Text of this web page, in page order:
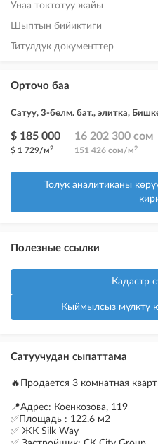
Унаа токтотуу жайы
Шыптын бийиктиги
Титулдук документтер
Орточо баа
Сатуу, 3-бөлм. бат., элитка,
$ 185 000
$ 1 729/м2
16 202 300 сом
151 426 сом/м2
Толук аналитиканы
Полезные ссылки
Кадастр
Кыймылсыз мүлктү
Сатуучудан сыпаттама
🔥Продается 3 комнатная
📍Адрес: Коенкозова, 119
✅Площадь : 122.6 м2
✅ ЖК Silk Way